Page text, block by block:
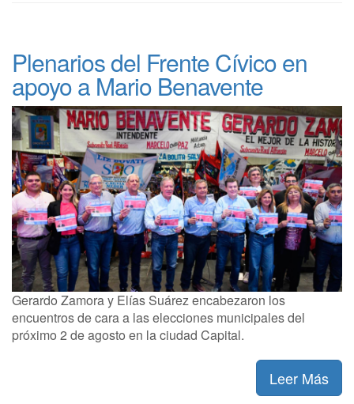
Plenarios del Frente Cívico en
apoyo a Mario Benavente
Gerardo Zamora y Elías Suárez encabezaron los
encuentros de cara a las elecciones municipales del
próximo 2 de agosto en la ciudad Capital.
Leer Más